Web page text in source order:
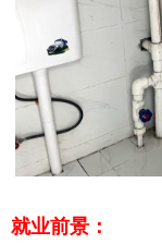
就业前景 ：